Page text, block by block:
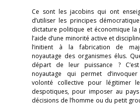
Ce sont les jacobins qui ont
d’utiliser les principes
dictature politique et économique la
l’aide d’une minorité active et
l’initient à la fabrication de
noyautage des organismes élus.
départ de leur puissance ?
noyautage qui permet
volonté collective pour légitimer
despotiques, pour imposer au
décisions de l’homme ou du petit